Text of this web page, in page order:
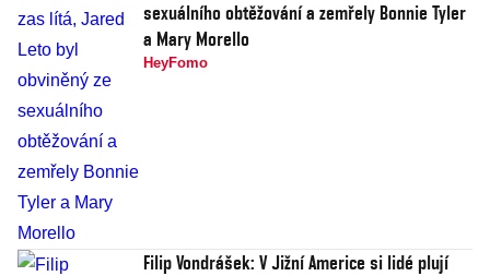
sexuálního obtěžování a zemřely Bonnie Tyler
a Mary Morello
HeyFomo
Filip Vondrášek: V Jižní Americe si lidé plují